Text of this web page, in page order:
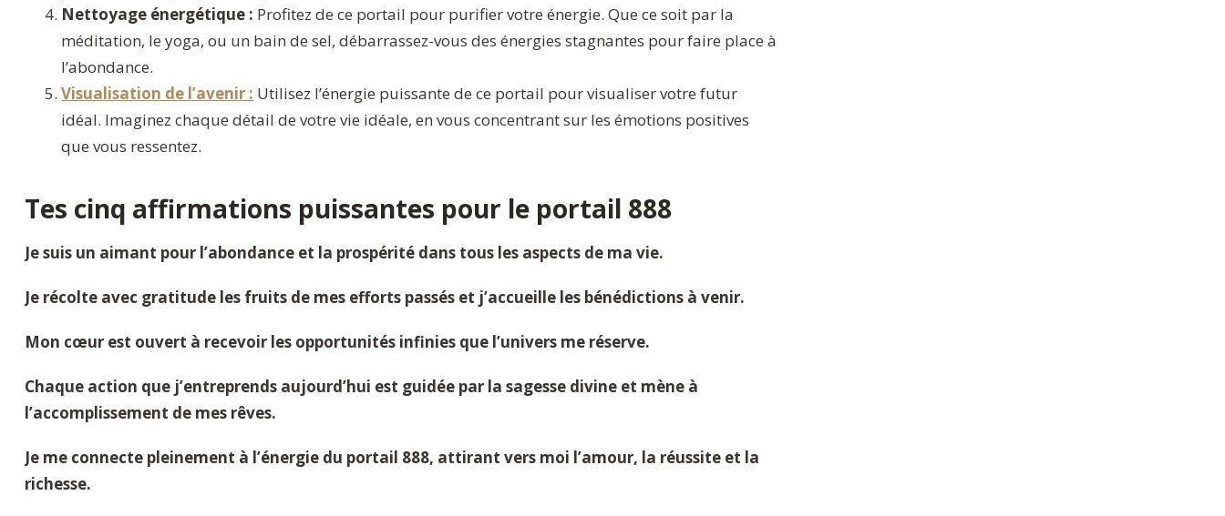
Nettoyage énergétique : Profitez de ce portail pour purifier votre énergie. Que ce soit par la
méditation, le yoga, ou un bain de sel, débarrassez-vous des énergies stagnantes pour faire place à
l’abondance.
Visualisation de l’avenir : Utilisez l’énergie puissante de ce portail pour visualiser votre futur
idéal. Imaginez chaque détail de votre vie idéale, en vous concentrant sur les émotions positives
que vous ressentez.
Tes cinq affirmations puissantes pour le portail 888
Je suis un aimant pour l’abondance et la prospérité dans tous les aspects de ma vie.
Je récolte avec gratitude les fruits de mes efforts passés et j’accueille les bénédictions à venir.
Mon cœur est ouvert à recevoir les opportunités infinies que l’univers me réserve.
Chaque action que j’entreprends aujourd’hui est guidée par la sagesse divine et mène à
l’accomplissement de mes rêves.
Je me connecte pleinement à l’énergie du portail 888, attirant vers moi l’amour, la réussite et la
richesse.